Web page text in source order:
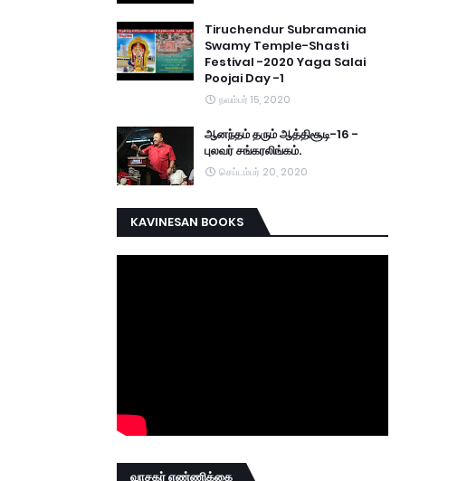
Tiruchendur Subramania
Swamy Temple-Shasti
Festival -2020 Yaga Salai
Poojai Day -1
நவம்பர் 15, 2020
ஆனந்தம் தரும் ஆத்திசூடி-16 -
புலவர் சங்கரலிங்கம்.
செப்டம்பர் 20, 2020
KAVINESAN BOOKS
வாசகர் எண்ணிக்கை